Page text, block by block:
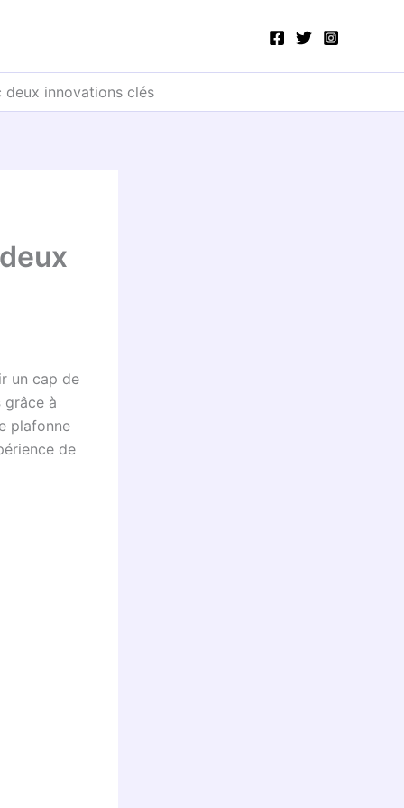
deux innovations clés
un cap de
grâce à
plafonne
de